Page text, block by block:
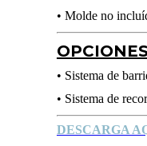
• Molde no
• Sistema de
• Sistema de
DESCARGA